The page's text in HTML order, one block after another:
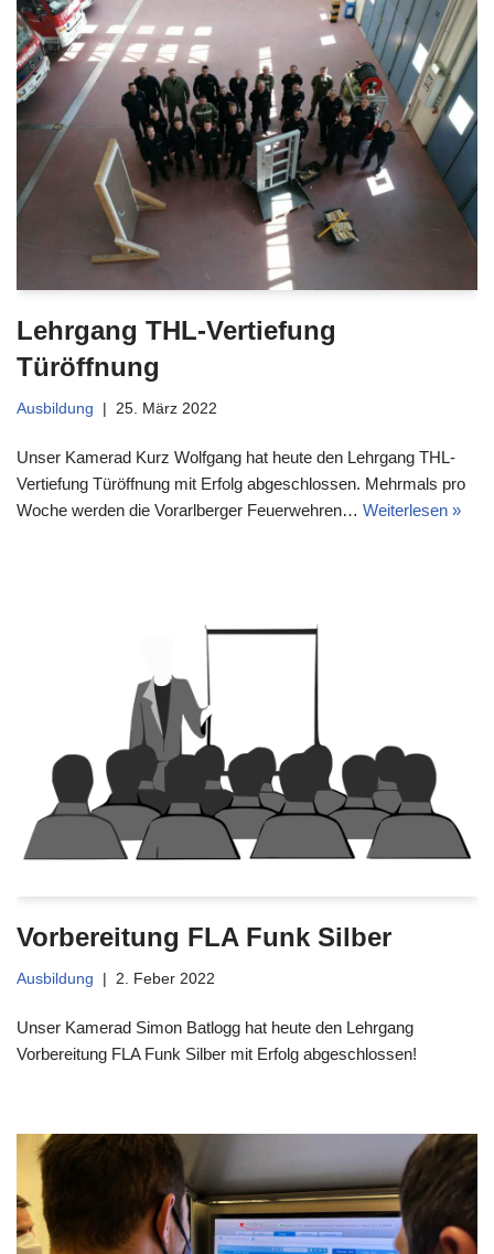
Lehrgang THL-Vertiefung
Türöffnung
Ausbildung 25. März 2022
Unser Kamerad Kurz Wolfgang hat heute den Lehrgang THL-
Vertiefung Türöffnung mit Erfolg abgeschlossen. Mehrmals pro
Woche werden die Vorarlberger Feuerwehren… Weiterlesen »
Vorbereitung FLA Funk Silber
Ausbildung 2. Feber 2022
Unser Kamerad Simon Batlogg hat heute den Lehrgang
Vorbereitung FLA Funk Silber mit Erfolg abgeschlossen!